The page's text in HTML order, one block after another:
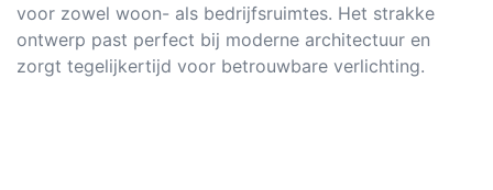
voor zowel woon- als bedrijfsruimtes. Het strakke
ontwerp past perfect bij moderne architectuur en
zorgt tegelijkertijd voor betrouwbare verlichting.